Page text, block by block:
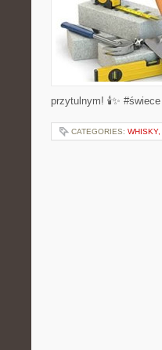
przytulnym! 🕯️✨
CATEGORIES: